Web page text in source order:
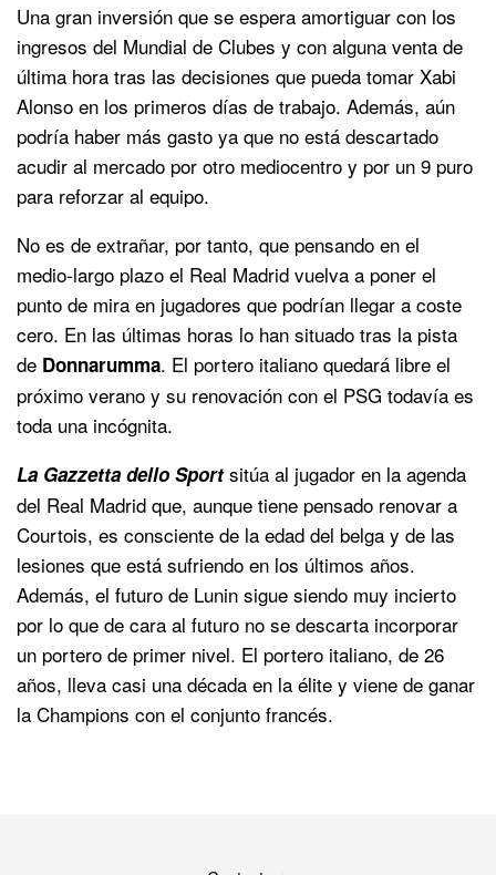
Una gran inversión que se espera amortiguar con los
ingresos del Mundial de Clubes y con alguna venta de
última hora tras las decisiones que pueda tomar Xabi
Alonso en los primeros días de trabajo. Además, aún
podría haber más gasto ya que no está descartado
acudir al mercado por otro mediocentro y por un 9 puro
para reforzar al equipo.
No es de extrañar, por tanto, que pensando en el
medio-largo plazo el Real Madrid vuelva a poner el
punto de mira en jugadores que podrían llegar a coste
cero. En las últimas horas lo han situado tras la pista
de Donnarumma. El portero italiano quedará libre el
próximo verano y su renovación con el PSG todavía es
toda una incógnita.
La Gazzetta dello Sportsitúa al jugador en la agenda
del Real Madrid que, aunque tiene pensado renovar a
Courtois, es consciente de la edad del belga y de las
lesiones que está sufriendo en los últimos años.
Además, el futuro de Lunin sigue siendo muy incierto
por lo que de cara al futuro no se descarta incorporar
un portero de primer nivel. El portero italiano, de 26
años, lleva casi una década en la élite y viene de ganar
la Champions con el conjunto francés.